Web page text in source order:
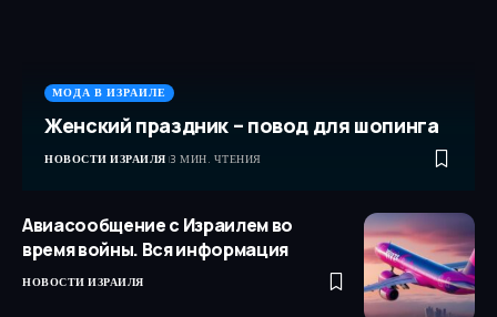
МОДА В ИЗРАИЛЕ
Женский праздник – повод для шопинга
НОВОСТИ ИЗРАИЛЯ 3 МИН. ЧТЕНИЯ
Авиасообщение с Израилем во
время войны. Вся информация
НОВОСТИ ИЗРАИЛЯ